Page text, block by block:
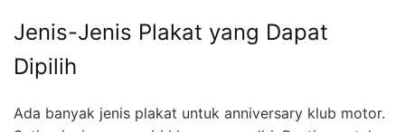
Jenis-Jenis Plakat yang Dapat
Dipilih
Ada banyak jenis plakat untuk anniversary klub motor.